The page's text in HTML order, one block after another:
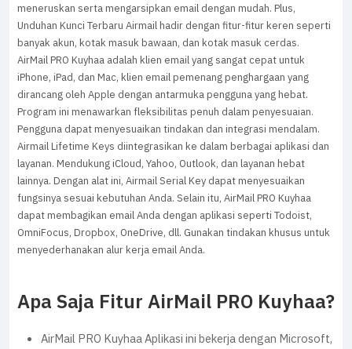
meneruskan serta mengarsipkan email dengan mudah. Plus,
Unduhan Kunci Terbaru Airmail hadir dengan fitur-fitur keren seperti
banyak akun, kotak masuk bawaan, dan kotak masuk cerdas.
AirMail PRO Kuyhaa adalah klien email yang sangat cepat untuk
iPhone, iPad, dan Mac, klien email pemenang penghargaan yang
dirancang oleh Apple dengan antarmuka pengguna yang hebat.
Program ini menawarkan fleksibilitas penuh dalam penyesuaian.
Pengguna dapat menyesuaikan tindakan dan integrasi mendalam.
Airmail Lifetime Keys diintegrasikan ke dalam berbagai aplikasi dan
layanan. Mendukung iCloud, Yahoo, Outlook, dan layanan hebat
lainnya. Dengan alat ini, Airmail Serial Key dapat menyesuaikan
fungsinya sesuai kebutuhan Anda. Selain itu, AirMail PRO Kuyhaa
dapat membagikan email Anda dengan aplikasi seperti Todoist,
OmniFocus, Dropbox, OneDrive, dll. Gunakan tindakan khusus untuk
menyederhanakan alur kerja email Anda.
Apa Saja Fitur AirMail PRO Kuyhaa?
AirMail PRO Kuyhaa Aplikasi ini bekerja dengan Microsoft,